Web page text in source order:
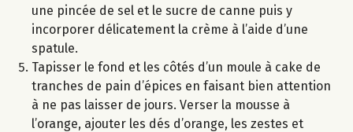
une pincée de sel et le sucre de canne puis y
incorporer délicatement la crème à l’aide d’une
spatule.
Tapisser le fond et les côtés d’un moule à cake de
tranches de pain d’épices en faisant bien attention
à ne pas laisser de jours. Verser la mousse à
l’orange, ajouter les dés d’orange, les zestes et